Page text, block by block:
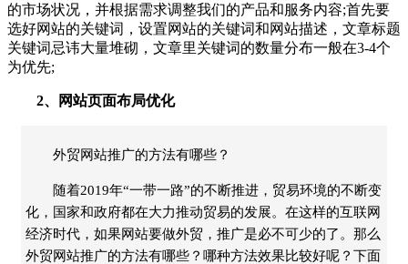
的市场状况，并根据需求调整我们的产品和服务内容;首先要
选好网站的关键词，设置网站的关键词和网站描述，文章标题
关键词忌讳大量堆砌，文章里关键词的数量分布一般在3-4个
为优先;
2、网站页面布局优化
外贸网站推广的方法有哪些？
随着2019年“一带一路”的不断推进，贸易环境的不断变
化，国家和政府都在大力推动贸易的发展。在这样的互联网
经济时代，如果网站要做外贸，推广是必不可少的了。那么
外贸网站推广的方法有哪些？哪种方法效果比较好呢？下面